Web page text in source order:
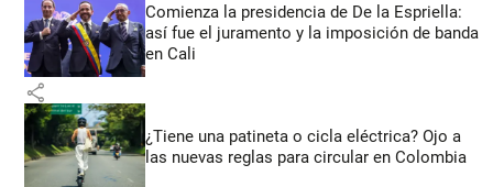
Comienza la presidencia de De la Espriella:
así fue el juramento y la imposición de banda
en Cali
share
¿Tiene una patineta o cicla eléctrica? Ojo a
las nuevas reglas para circular en Colombia